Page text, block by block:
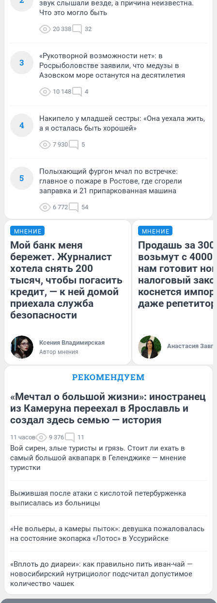
звук слышали везде, а причина неизвестна.
Что это могло быть
20 338 32
3
«Рукотворной возможности нет»: в
Росрыболовстве заявили, что медузы в
Азовском море останутся на десятилетия
10 148 4
4
Накипело у младшей сестры: «Она уехала жить,
а я осталась быть хорошей»
7 930 5
5
Полыхающий фургон мчал по встречке:
главное о пожаре в Ростове, где сгорели
заправка и 21 припаркованная машина
6 772 54
МНЕНИЕ
Мой банк меня
бережет. Журналист
хотела снять 200
тысяч, чтобы погасить
кредит, — к ней домой
приехала служба
безопасности
Ксения Владимирская
Автор мнения
МНЕНИЕ
Продашь за
возьмут с
нам готовит
налоговый
коснется
даже
Анастасия
РЕКОМЕНДУЕМ
«Мечтал о большой жизни»: иностранец
из Камеруна переехал в Ярославль и
создал здесь семью — история
11 часов 9 376 11
Вой сирен, злые туристы и грязь. Стоит ли ехать в
самый большой аквапарк в Геленджике — мнение
туристки
Выжившая после атаки с кислотой петербурженка
выписалась из больницы
«Не вольеры, а камеры пыток»: девушка пожаловалась
на состояние экопарка «Лотос» в Уссурийске
«Вплоть до диареи»: как правильно пить иван-чай —
новосибирский нутрициолог подсчитал допустимое
количество чашек